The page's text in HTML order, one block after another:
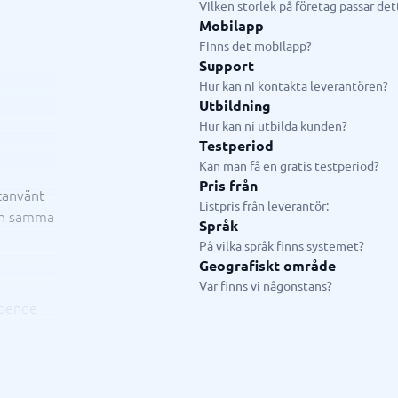
Telefonväxel &
Telefonväxel
AI Receptionist
Kontaktcenter
Molnväxel
Callcenter-system
Företagstelefoni
IP-telefoni
& helpdesk
samma
Vilken storlek på företag passar
Mobilapp
Finns det mobilapp?
Support
Hur kan ni kontakta leverantören?
Utbildning
Hur kan ni utbilda kunden?
Testperiod
Kan man få en gratis testperiod?
Pris från
Listpris från leverantör:
Språk
På vilka språk finns systemet?
Geografiskt område
Var finns vi någonstans?